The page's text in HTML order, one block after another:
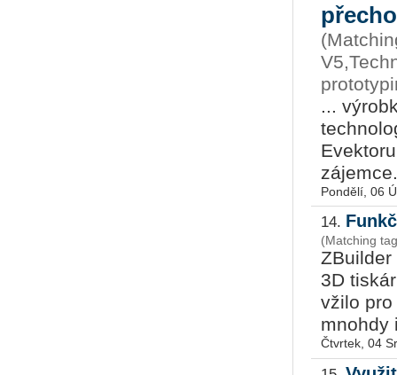
...
Pondělí, 06
14.
(Matching
3D
vžilo
mnohdy
Čtvrtek, 04